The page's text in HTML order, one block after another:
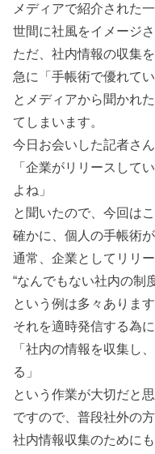
メディアで紹介された
世間に社風をイメージ
ただ、社内情報の収集
急に「手帳術で優れて
とメディアから聞かれ
てしまいます。
今日お会いした記者さ
「企業がリリースして
よね」
と聞いたので、今回は
確かに、個人の手帳術
通常、企業としてリリ
“なんでもない社内の制
という例は多々あります
それを適時発信する為
「社内の情報を収集し
る」
という作業が大切だと思
ですので、普段社外の
社内情報収集のために